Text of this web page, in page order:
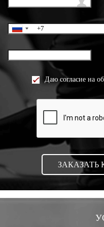
Даю согласие на